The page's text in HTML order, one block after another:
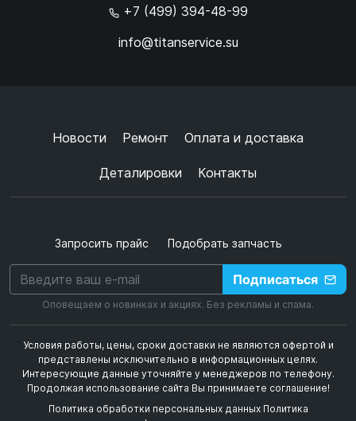
+7 (499) 394-48-99
info@titanservice.su
Новости Ремонт Оплата и доставка
Деталировки Контакты
Запросить прайс Подобрать запчасть
Подписаться
Оповещаем о новинках и акциях. Без рекламы и спама.
Условия работы, цены, сроки доставки не являются офертой и
представлены исключительно в информационных целях.
Интересующие данные уточняйте у менеджеров по телефону.
Продолжая использование сайта Вы принимаете соглашение!
Политика обработки персональных данных Политика